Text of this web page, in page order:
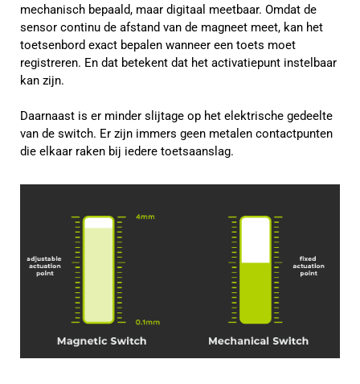
mechanisch bepaald, maar digitaal meetbaar. Omdat de
sensor continu de afstand van de magneet meet, kan het
toetsenbord exact bepalen wanneer een toets moet
registreren. En dat betekent dat het activatiepunt instelbaar
kan zijn.
Daarnaast is er minder slijtage op het elektrische gedeelte
van de switch. Er zijn immers geen metalen contactpunten
die elkaar raken bij iedere toetsaanslag.